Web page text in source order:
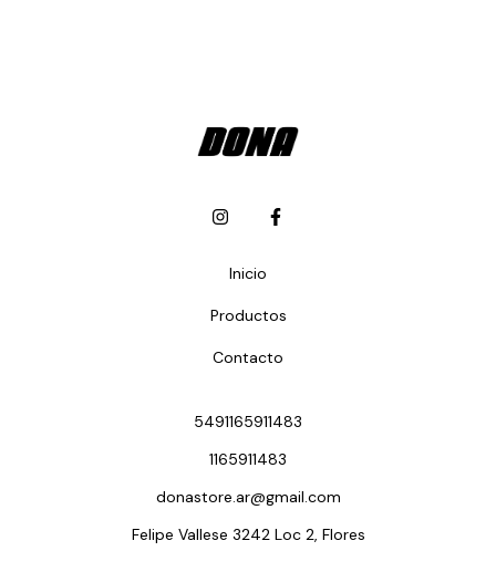
Inicio
Productos
Contacto
5491165911483
1165911483
donastore.ar@gmail.com
Felipe Vallese 3242 Loc 2, Flores